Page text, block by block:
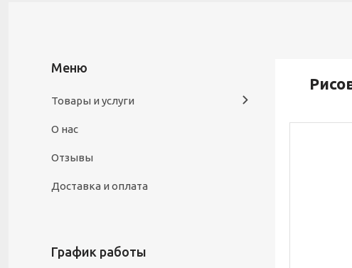
Товары и услуги
О нас
Отзывы
Доставка и оплата
График работы